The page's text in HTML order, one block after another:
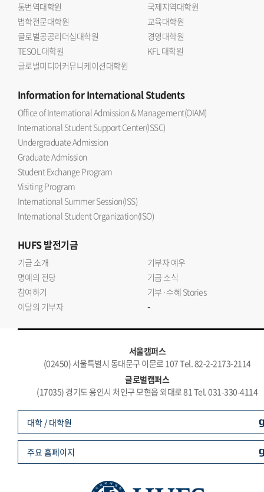
통번역대학원
국제지역대학원
법학전문대학원
교육대학원
글로벌공공리더십대학원
경영대학원
TESOL 대학원
KFL 대학원
글로벌미디어커뮤니케이션대학원
Informationfor International Students
Office of International Admission & Management(OIAM)
International Student Support Center(ISSC)
Undergraduate Admission
Graduate Admission
Student Exchange Program
Visiting Program
International Summer Session(ISS)
International Student Organization(ISO)
HUFS발전기금
기금 소개
기부자 예우
명예의 전당
기금 소식
참여하기
기부·수혜 Stories
이달의 기부자
-
서울캠퍼스
(02450) 서울특별시 동대문구 이문로 107 Tel. 82-2-2173-2114
글로벌캠퍼스
(17035) 경기도 용인시 처인구 모현읍 외대로 81 Tel. 031-330-4114
대학 / 대학원
주요 홈페이지